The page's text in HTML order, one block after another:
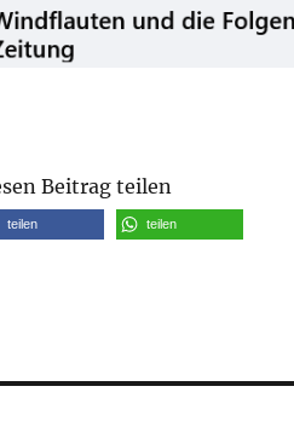
Beitrag teilen
teilen teilen